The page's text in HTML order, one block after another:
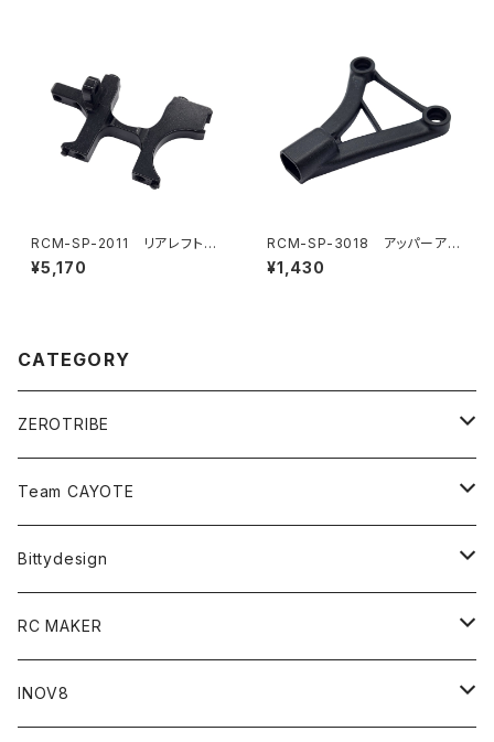
RCM-SP-2011 リアレフトバ
ルクヘッド
¥5,170
RCM-SP-3018 アッパーアー
ムB
¥1,430
CATEGORY
ZEROTRIBE
Zetricks（Spare & Optional）
T4 MID Conversion Kit
T4 FWD Conversion Kit
BD9 MID Conversion Kit
Team CAYOTE
Batteries
Merchandise
Accessories
Bittydesign
On-Road Clear Body＜オンロード用ボディ＞
GT8 （1/8 W/B325mm,W/B360mm）
Liquid Mask＜リキッドマスク＞
RC MAKER
SP2＜組立キット／スペアー＆オプションパーツ＞
INOV8